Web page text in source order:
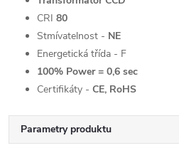
CRI 80
Stmívatelnost - NE
Energetická třída - F
100% Power = 0,6 sec
Certifikáty - CE, RoHS
Parametry produktu